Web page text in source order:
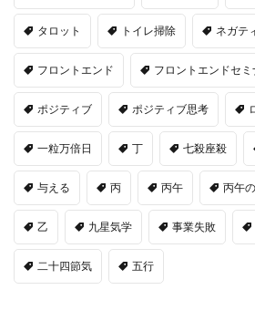
タロット トイレ掃除 ネガテ
フロントエンド フロントエンドセミ
ポジティブ ポジティブ思考
一粒万倍日 丁 七殺座殺
与える 丙 丙午 丙午
乙 九星気学 事業失敗
二十四節気 五行